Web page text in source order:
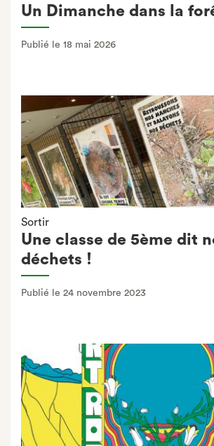
Un Dimanche dans la
Publié le 18 mai 2026
Sortir
Une classe de 5ème dit
déchets !
Publié le 24 novembre 2023